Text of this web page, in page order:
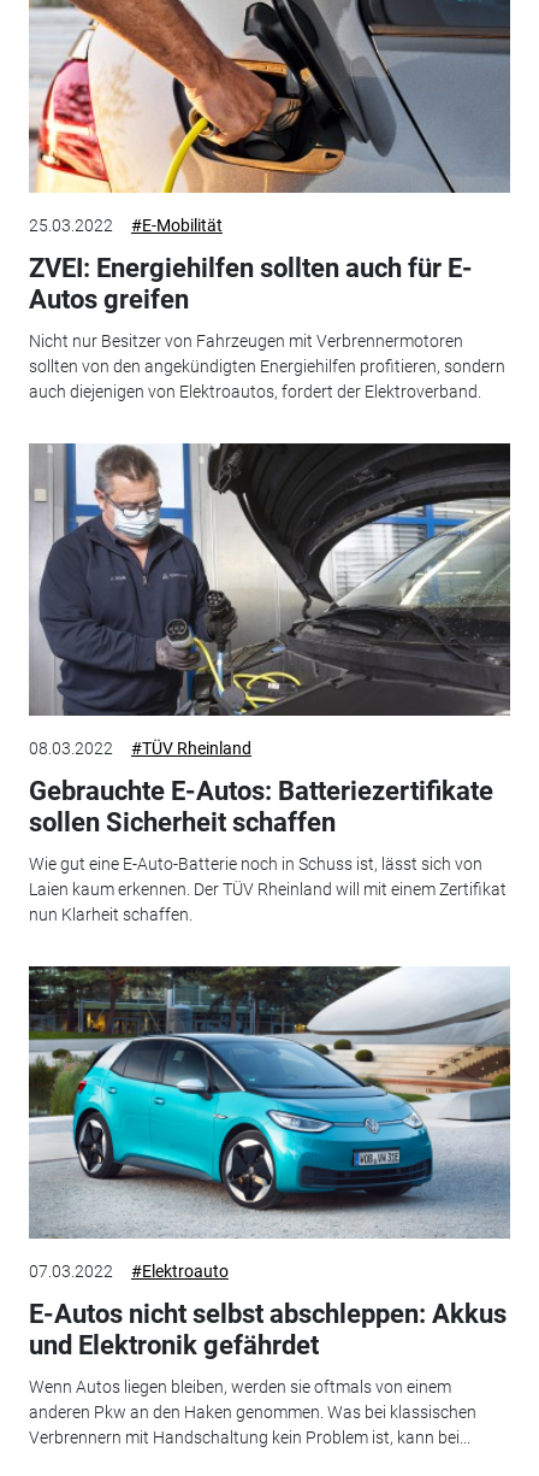
25.03.2022 #E-Mobilität
ZVEI: Energiehilfen sollten auch für E-
Autos greifen
Nicht nur Besitzer von Fahrzeugen mit Verbrennermotoren
sollten von den angekündigten Energiehilfen profitieren, sondern
auch diejenigen von Elektroautos, fordert der Elektroverband.
08.03.2022 #TÜV Rheinland
Gebrauchte E-Autos: Batteriezertifikate
sollen Sicherheit schaffen
Wie gut eine E-Auto-Batterie noch in Schuss ist, lässt sich von
Laien kaum erkennen. Der TÜV Rheinland will mit einem Zertifikat
nun Klarheit schaffen.
07.03.2022 #Elektroauto
E-Autos nicht selbst abschleppen: Akkus
und Elektronik gefährdet
Wenn Autos liegen bleiben, werden sie oftmals von einem
anderen Pkw an den Haken genommen. Was bei klassischen
Verbrennern mit Handschaltung kein Problem ist, kann bei...